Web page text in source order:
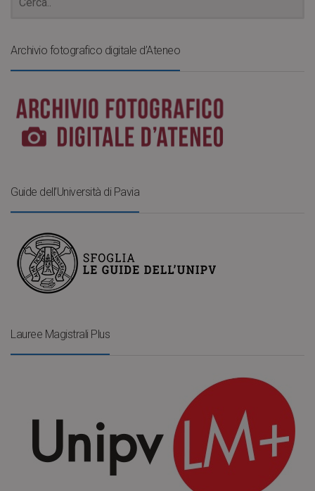
Archivio fotografico digitale d’Ateneo
Guide dell’Università di Pavia
Lauree Magistrali Plus